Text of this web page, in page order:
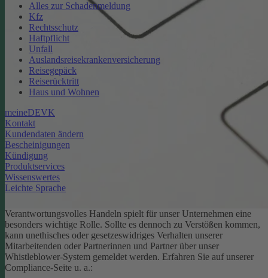
Alles zur Schadenmeldung
Kfz
Rechtsschutz
Haftpflicht
Unfall
Auslandsreisekrankenversicherung
Reisegepäck
Reiserücktritt
Haus und Wohnen
meineDEVK
Kontakt
Kundendaten ändern
Bescheinigungen
Kündigung
Produktservices
Wissenswertes
Leichte Sprache
Verantwortungsvolles Handeln spielt für unser Unternehmen eine
besonders wichtige Rolle. Sollte es dennoch zu Verstößen kommen,
kann unethisches oder gesetzeswidriges Verhalten unserer
Mitarbeitenden oder Partnerinnen und Partner über unser
Whistleblower-System gemeldet werden. Erfahren Sie auf unserer
Compliance-Seite u. a.: